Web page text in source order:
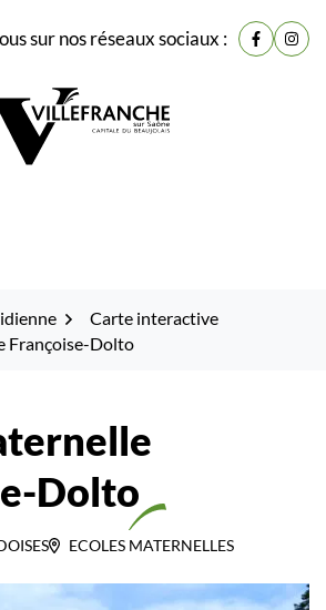
sur nos réseaux sociaux : Lien vers
Lien
Carte interactive
Françoise-Dolto
Dolto
ECOLES MATERNELLES